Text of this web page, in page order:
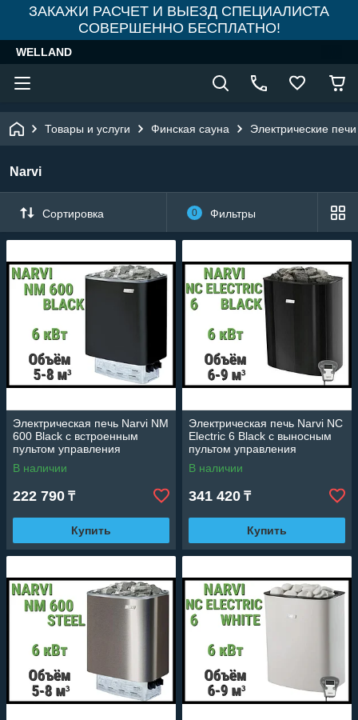
ЗАКАЖИ РАСЧЕТ И ВЫЕЗД СПЕЦИАЛИСТА
СОВЕРШЕННО БЕСПЛАТНО!
WELLAND
Товары и услуги Финская сауна Электрические печи
Narvi
Сортировка 0 Фильтры
Электрическая печь Narvi NM
600 Black с встроенным
пультом управления
(Мощность 6 кВт, объем 5-8
м3)
В наличии
222 790 ₸
Купить
Электрическая печь Narvi NC
Electric 6 Black с выносным
пультом управления
(Мощность 6 кВт, объем 6-9
м3)
В наличии
341 420 ₸
Купить